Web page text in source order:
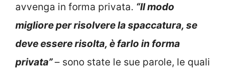
avvenga in forma privata. “Il modo
migliore per risolvere la spaccatura, se
deve essere risolta, è farlo in forma
privata”– sono state le sue parole, le quali